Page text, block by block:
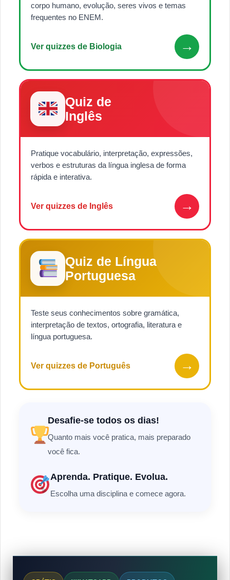
corpo humano, evolução, seres vivos e temas
frequentes no ENEM.
Ver quizzes de Biologia →
Quiz de
Inglês
Pratique vocabulário, interpretação, expressões,
verbos e estruturas da língua inglesa de forma
rápida e interativa.
Ver quizzes de Inglês →
Quiz de Língua
Portuguesa
Teste seus conhecimentos sobre gramática,
interpretação de textos, ortografia, literatura e
língua portuguesa.
Ver quizzes de Português →
Desafie-se todos os dias!
Quanto mais você pratica, mais preparado
você fica.
Aprenda. Pratique. Evolua.
Escolha uma disciplina e comece agora.